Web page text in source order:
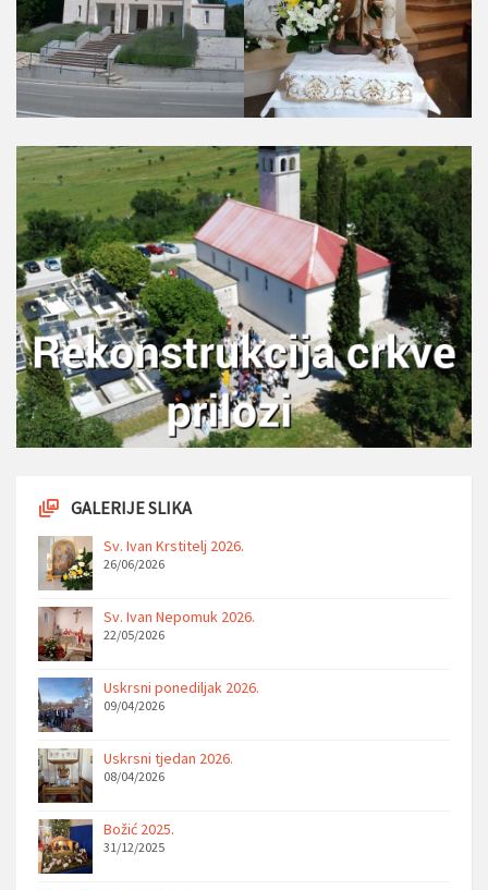
GALERIJE SLIKA
Sv. Ivan Krstitelj 2026.
26/06/2026
Sv. Ivan Nepomuk 2026.
22/05/2026
Uskrsni ponediljak 2026.
09/04/2026
Uskrsni tjedan 2026.
08/04/2026
Božić 2025.
31/12/2025